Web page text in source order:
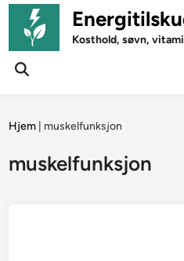
Skip
content
Kosthold, søvn,
Open
Hjem muskelfunksjon
muskelfunksjon